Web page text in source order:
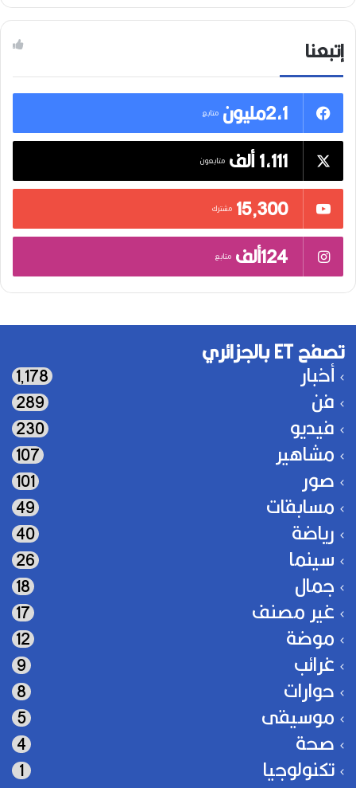
إتبعنا
2,1مليون
متابع
1,111 ألف متابعون
15٬300 مشترك
124ألف متابع
تصفح ET بالجزائري
أخبار 1٬178
فن 289
فيديو 230
مشاهير 107
صور 101
مسابقات 49
رياضة 40
سينما 26
جمال 18
غير مصنف 17
موضة 12
غرائب 9
حوارات 8
موسيقى 5
صحة 4
تكنولوجيا 1